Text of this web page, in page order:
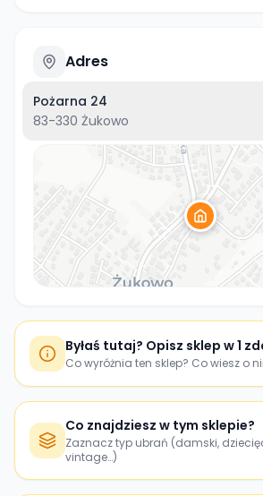
Adres
Pożarna 24
83-330 Żukowo
Byłaś tutaj? Opisz sklep w 1
Co wyróżnia ten sklep? Co wiesz o
Co znajdziesz w tym sklepie?
Zaznacz typ ubrań (damski,
vintage…)